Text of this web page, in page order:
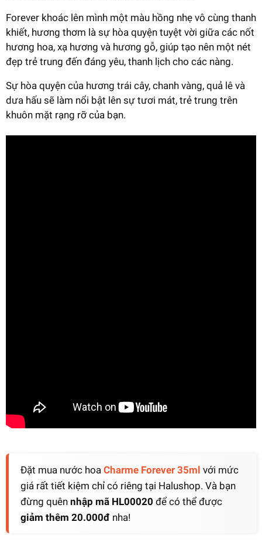
Forever khoác lên mình một màu hồng nhẹ vô cùng thanh
khiết, hương thơm là sự hòa quyện tuyệt vời giữa các nốt
hương hoa, xạ hương và hương gỗ, giúp tạo nên một nét
đẹp trẻ trung đến đáng yêu, thanh lịch cho các nàng.
Sự hòa quyện của hương trái cây, chanh vàng, quả lê và
dưa hấu sẽ làm nổi bật lên sự tươi mát, trẻ trung trên
khuôn mặt rạng rỡ của bạn.
Đặt mua nước hoa Charme Forever 35ml với mức
giá rất tiết kiệm chỉ có riêng tại Halushop. Và bạn
đừng quên nhập mã HL00020 để có thể được
giảm thêm 20.000đ nha!